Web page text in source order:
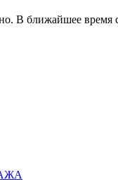
В ближайшее время